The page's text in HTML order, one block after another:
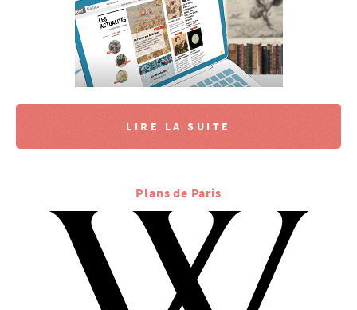
LIRE LA SUITE
Plans de Paris